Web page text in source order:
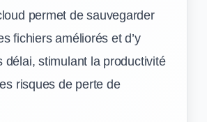
permet de sauvegarder
fichiers améliorés et d’y
délai, stimulant la productivité
risques de perte de